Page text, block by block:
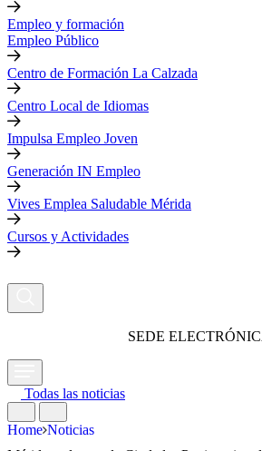
Empleo y formación
Empleo Público
Centro de Formación La Calzada
Centro Local de Idiomas
Impulsa Empleo Joven
Generación IN Empleo
Vives Emplea Saludable Mérida
Cursos y Actividades
SEDE
Todas las noticias
Home Noticias